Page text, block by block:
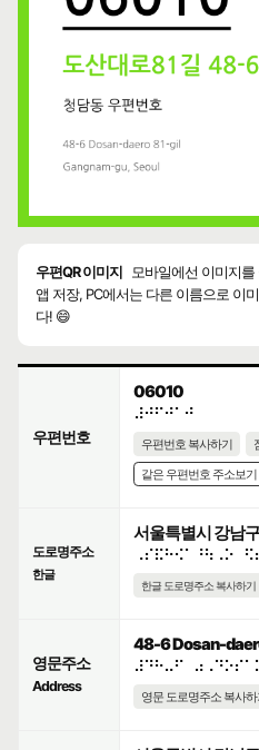
우편QR 이미지
모바일에선 이미지
앱 저장, PC에서는 다른 이름으로 이
다! 😄
우편번호
06010
⠼⠚⠋⠚⠁⠚
우편번호 복사하기
같은 우편번호 주소보기
도로명주소
한글
서울특별시 강남
한글 도로명주소 복사하기
영문주소
Address
48-6 Dosan-
영문 도로명주소 복사